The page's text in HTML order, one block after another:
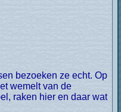
wemelt van de
raken hier en daar wat